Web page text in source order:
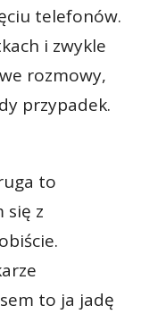
telefonów.
i zwykle
rozmowy,
przypadek.
to
się z
to ja jadę